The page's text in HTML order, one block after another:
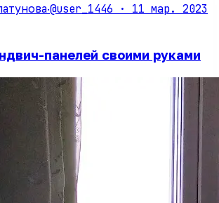
·@user_1446 · 11 мар. 2023
панелей своими руками